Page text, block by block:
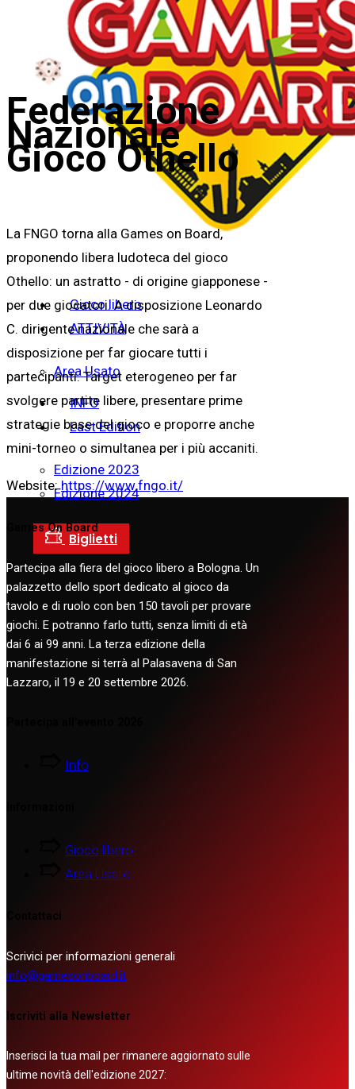
Gioco libero
ATTIVITÀ
Area Usato
INFO
Last Edition
Edizione 2023
Edizione 2024
Federazione
Nazionale
Gioco Othello
La FNGO torna alla Games on Board,
proponendo libera ludoteca del gioco
Othello: un astratto - di origine giapponese -
per due giocatori. A disposizione Leonardo
C. dirigente nazionale che sarà a
disposizione per far giocare tutti i
partecipanti. Target eterogeneo per far
svolgere partite libere, presentare prime
strategie base del gioco e proporre anche
mini-torneo o simultanea per i più accaniti.
Website:https://www.fngo.it/
Games On Board
Partecipa alla fiera del gioco libero a Bologna. Un
palazzetto dello sport dedicato al gioco da
tavolo e di ruolo con ben 150 tavoli per provare
giochi. E potranno farlo tutti, senza limiti di età
dai 6 ai 99 anni. La terza edizione della
manifestazione si terrà al Palasavena di San
Lazzaro, il 19 e 20 settembre 2026.
Info
Gioco libero
Area Usato
Contattaci
Scrivici per informazioni generali
info@gamesonboard.it
Iscriviti alla Newsletter
Inserisci la tua mail per rimanere aggiornato sulle
ultime novità dell'edizione 2027: